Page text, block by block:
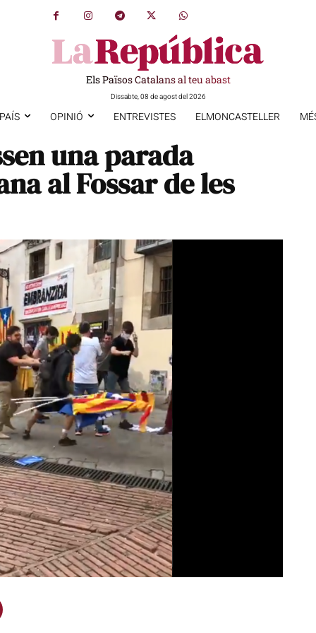
Els Països Catalans al teu abast
Dissabte, 08 de agost del 2026
PAÍS OPINIÓ ENTREVISTES ELMONCASTELLER
una parada
al Fossar de les